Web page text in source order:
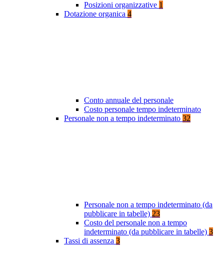
Posizioni organizzative 1
Dotazione organica 4
Conto annuale del personale
Costo personale tempo indeterminato
Personale non a tempo indeterminato 32
Personale non a tempo indeterminato (da
pubblicare in tabelle) 23
Costo del personale non a tempo
indeterminato (da pubblicare in tabelle) 3
Tassi di assenza 3